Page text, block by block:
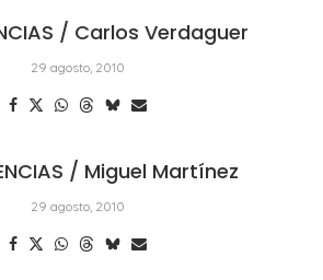
/ Carlos Verdaguer
29 agosto, 2010
/ Miguel Martínez
29 agosto, 2010